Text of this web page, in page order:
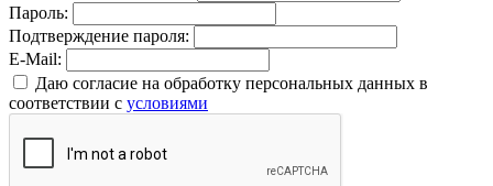
Пароль:
Подтверждение пароля:
E-Mail:
Даю согласие на обработку персональных данных в
соответствии с условиями